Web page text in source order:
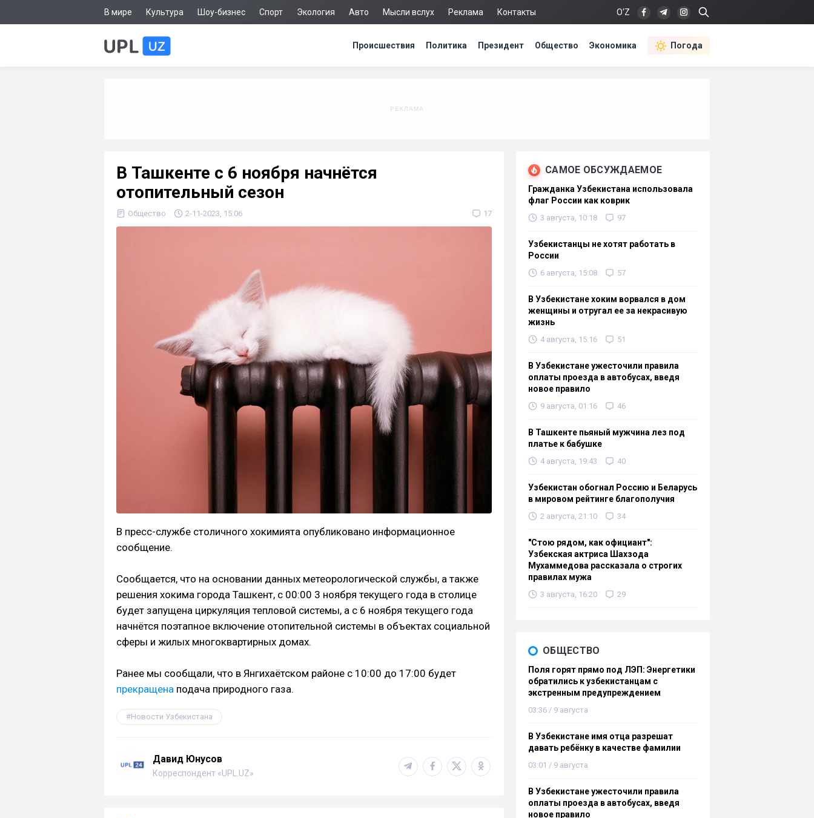
В мире Культура Шоу-бизнес Спорт Экология Авто Мысли вслух Реклама Контакты O‘Z
Происшествия Политика Президент Общество Экономика Погода
В Ташкенте с 6 ноября начнётся
отопительный сезон
Общество 2-11-2023, 15:06 17
В пресс-службе столичного хокимията опубликовано информационное
сообщение.
Сообщается, что на основании данных метеорологической службы, а также
решения хокима города Ташкент, с 00:00 3 ноября текущего года в столице
будет запущена циркуляция тепловой системы, а с 6 ноября текущего года
начнётся поэтапное включение отопительной системы в объектах социальной
сферы и жилых многоквартирных домах.
Ранее мы сообщали, что в Янгихаётском районе с 10:00 до 17:00 будет
прекращена подача природного газа.
Новости Узбекистана
Давид Юнусов
Корреспондент «UPL.UZ»
САМОЕ ОБСУЖДАЕМОЕ
Гражданка Узбекистана использовала
флаг России как коврик
3 августа, 10:18 97
Узбекистанцы не хотят работать в
России
6 августа, 15:08 57
В Узбекистане хоким ворвался в дом
женщины и отругал ее за некрасивую
жизнь
4 августа, 15:16 51
В Узбекистане ужесточили правила
оплаты проезда в автобусах, введя
новое правило
9 августа, 01:16 46
В Ташкенте пьяный мужчина лез под
платье к бабушке
4 августа, 19:43 40
Узбекистан обогнал Россию и Беларусь
в мировом рейтинге благополучия
2 августа, 21:10 34
"Стою рядом, как официант":
Узбекская актриса Шахзода
Мухаммедова рассказала о строгих
правилах мужа
3 августа, 16:20 29
ОБЩЕСТВО
Поля горят прямо под ЛЭП: Энергетики
обратились к узбекистанцам с
экстренным предупреждением
03:36 / 9 августа
В Узбекистане имя отца разрешат
давать ребёнку в качестве фамилии
03:01 / 9 августа
В Узбекистане ужесточили правила
оплаты проезда в автобусах, введя
новое правило